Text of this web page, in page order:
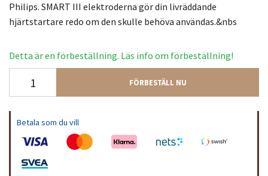
Philips. SMART III elektroderna gör din livräddande
hjärtstartare redo om den skulle behöva användas.&nbs
Detta är en förbeställning. Läs info om förbeställning!
FÖRBESTÄLL NU
Betala som du vill